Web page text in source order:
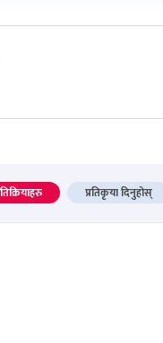
प्रतिकृया दिनुहोस्